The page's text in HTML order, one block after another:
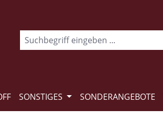
SONSTIGES SONDERANGEBOTE